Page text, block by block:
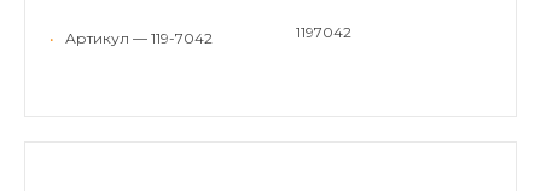
• Артикул — 119-7042 1197042